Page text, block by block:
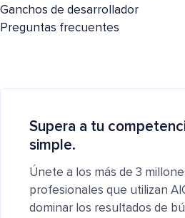
Ganchos de desarrollador
Preguntas frecuentes
Supera a tu
simple.
Únete a los más de 3
profesionales que utilizan
dominar los resultados de